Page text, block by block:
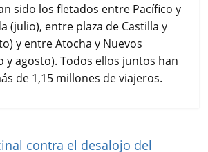
sido los fletados entre Pacífico y
(julio), entre plaza de Castilla y
y entre Atocha y Nuevos
y agosto). Todos ellos juntos han
de 1,15 millones de viajeros.
contra el desalojo del